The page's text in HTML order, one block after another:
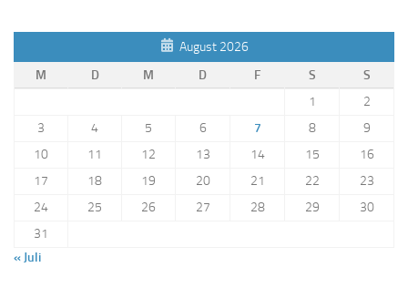
August 2026
M
D M D F S
S
1
2
3
4 5 6 7 8
9
10
11 12 13 14 15
16
17
18 19 20 21 22
23
24
25 26 27 28 29
30
31
« Juli